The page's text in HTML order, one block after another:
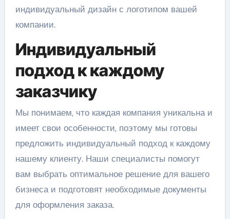
индивидуальный дизайн с логотипом вашей
компании.
Индивидуальный
подход к каждому
заказчику
Мы понимаем, что каждая компания уникальна и
имеет свои особенности, поэтому мы готовы
предложить индивидуальный подход к каждому
нашему клиенту. Наши специалисты помогут
вам выбрать оптимальное решение для вашего
бизнеса и подготовят необходимые документы
для оформления заказа.